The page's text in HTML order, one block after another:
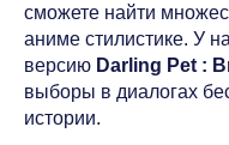
сможете найти
аниме стилистике. У
версию Darling Pet :
выборы в диалогах
истории.